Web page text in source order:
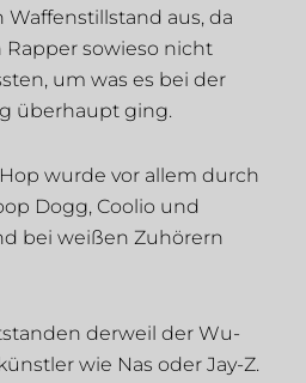
aus, da
sowieso nicht
um was es bei der
überhaupt ging.
wurde vor allem durch
Dogg, Coolio und
bei weißen Zuhörern
derweil der Wu-
wie Nas oder Jay-Z.